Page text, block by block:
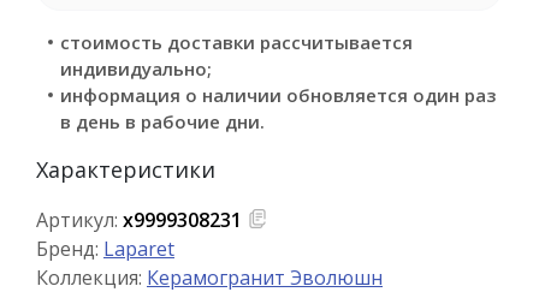
стоимость доставки рассчитывается
индивидуально;
информация о наличии обновляется один раз
в день в рабочие дни.
Характеристики
Артикул: х9999308231
Бренд: Laparet
Коллекция: Керамогранит Эволюшн